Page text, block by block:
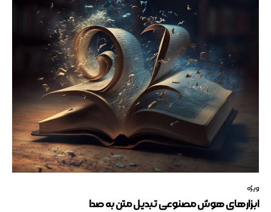
ویژه
ابزارهای هوش مصنوعی تبدیل متن به صدا